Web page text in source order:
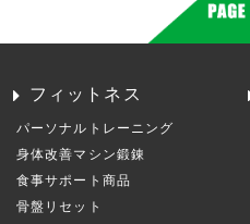
フィットネス
パーソナルトレーニング
身体改善マシン鍛錬
食事サポート商品
骨盤リセット